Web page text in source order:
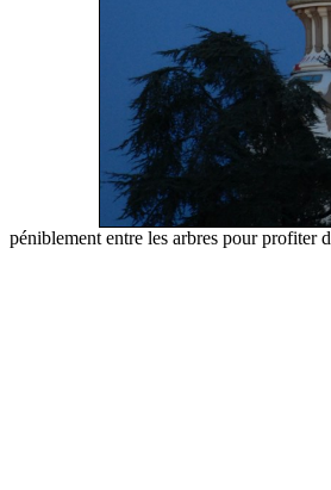
péniblement entre les arbres pour profiter